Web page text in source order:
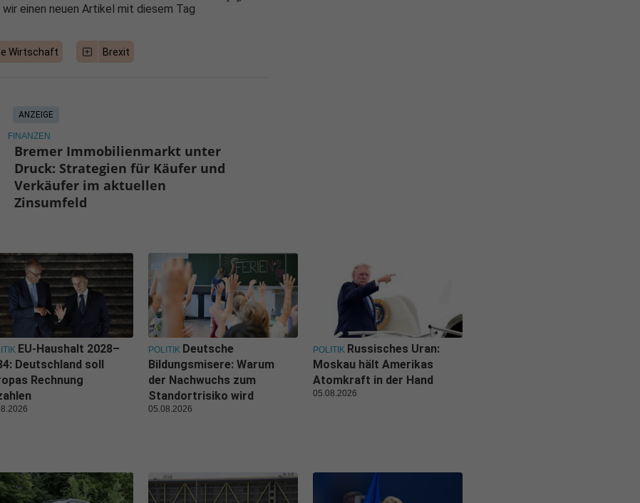
einen neuen Artikel mit diesem Tag
Wirtschaft Brexit
ANZEIGE
FINANZEN
Bremer Immobilienmarkt unter
Druck: Strategien für Käufer und
Verkäufer im aktuellen
Zinsumfeld
EU-Haushalt 2028–
Deutschland soll
Rechnung
POLITIK Deutsche
Bildungsmisere: Warum
der Nachwuchs zum
Standortrisiko wird
05.08.2026
POLITIK Russisches Uran:
Moskau hält Amerikas
Atomkraft in der Hand
05.08.2026